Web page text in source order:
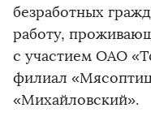
безработных
работу,
с участием ОАО
филиал
«Михайловский».